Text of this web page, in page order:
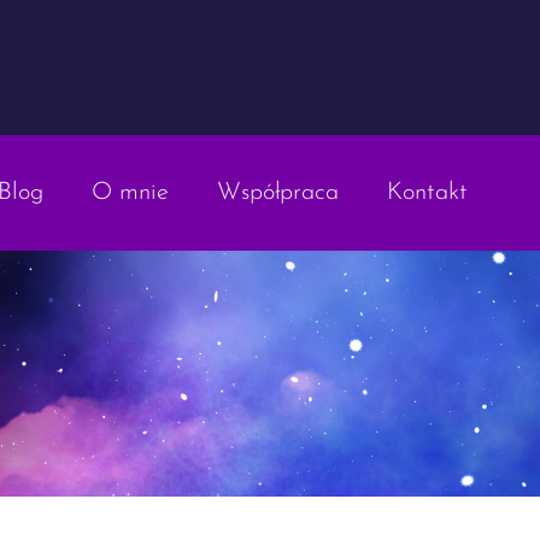
O mnie Współpraca Kontakt